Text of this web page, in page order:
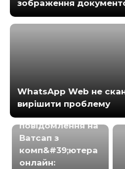
зображення
WhatsApp Web не
вирішити проблему
повідомлення на
Ватсап з
комп&#39;ютера
онлайн: